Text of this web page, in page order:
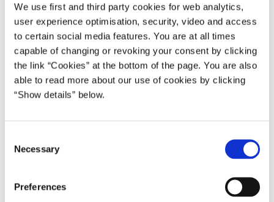
We use first and third party cookies for web analytics,
user experience optimisation, security, video and access
to certain social media features. You are at all times
capable of changing or revoking your consent by clicking
the link “Cookies” at the bottom of the page. You are also
able to read more about our use of cookies by clicking
“Show details” below.
Necessary
Preferences
statens tilskud til selvstyret med et beløb, der svarer til halvdelen
af disse indtægter, ud over 75 mio. kr. årligt (2009-pris- og
lønniveau). Når statens tilskud til selvstyret måtte være reduceret
til nul kr., bortfalder tilskuddet helt for fremtiden. Der indledes i
den situation forhandlinger mellem regeringen og Naalakkersuisut
om de fremtidige økonomiske relationer mellem staten og
selvstyret.
spørgsmål i forbindelse med Grønlands Selvstyres overtagelse af
sagsområderregulerer forholdene for det personale, som berøres
Grønland har eget
(Aningaasaqarnermut